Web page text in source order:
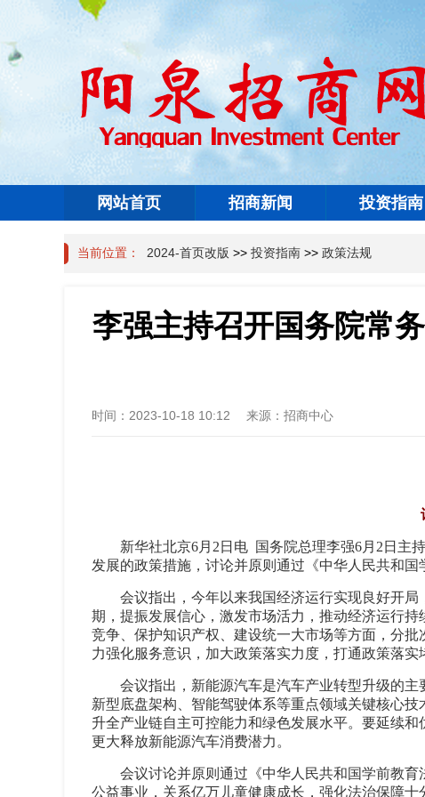
网站首页 招商新闻 投资指南
当前位置： 2024-首页改版 >> 投资指南 >> 政策法规
李强主持召开国务院常
时间： 2023-10-18 10:12 来源： 招商中心
新华社北京6月2日电 国务院总理李强6月2日主
发展的政策措施，讨论并原则通过《中华人民共和国
会议指出，今年以来我国经济运行实现良好开
期，提振发展信心，激发市场活力，推动经济运行
竞争、保护知识产权、建设统一大市场等方面，分
力强化服务意识，加大政策落实力度，打通政策落
会议指出，新能源汽车是汽车产业转型升级的
新型底盘架构、智能驾驶体系等重点领域关键核心
升全产业链自主可控能力和绿色发展水平。要延续
更大释放新能源汽车消费潜力。
会议讨论并原则通过《中华人民共和国学前教
公益事业，关系亿万儿童健康成长，强化法治保障